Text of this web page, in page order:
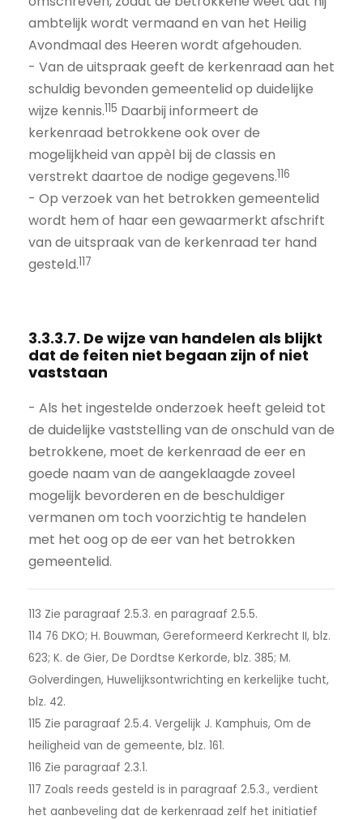
ambtelijk wordt vermaand en van het Heilig
Avondmaal des Heeren wordt afgehouden.
- Van de uitspraak geeft de kerkenraad aan het
schuldig bevonden gemeentelid op duidelijke
wijze kennis.115 Daarbij informeert de
kerkenraad betrokkene ook over de
mogelijkheid van appèl bij de classis en
verstrekt daartoe de nodige gegevens.116
- Op verzoek van het betrokken gemeentelid
wordt hem of haar een gewaarmerkt afschrift
van de uitspraak van de kerkenraad ter hand
gesteld.117
3.3.3.7. De wijze van handelen als blijkt
dat de feiten niet begaan zijn of niet
vaststaan
- Als het ingestelde onderzoek heeft geleid tot
de duidelijke vaststelling van de onschuld van de
betrokkene, moet de kerkenraad de eer en
goede naam van de aangeklaagde zoveel
mogelijk bevorderen en de beschuldiger
vermanen om toch voorzichtig te handelen
met het oog op de eer van het betrokken
gemeentelid.
113 Zie paragraaf 2.5.3. en paragraaf 2.5.5.
114 76 DKO; H. Bouwman, Gereformeerd Kerkrecht II, blz.
623; K. de Gier, De Dordtse Kerkorde, blz. 385; M.
Golverdingen, Huwelijksontwrichting en kerkelijke tucht,
blz. 42.
115 Zie paragraaf 2.5.4. Vergelijk J. Kamphuis, Om de
heiligheid van de gemeente, blz. 161.
116 Zie paragraaf 2.3.1.
117 Zoals reeds gesteld is in paragraaf 2.5.3., verdient
het aanbeveling dat de kerkenraad zelf het initiatief